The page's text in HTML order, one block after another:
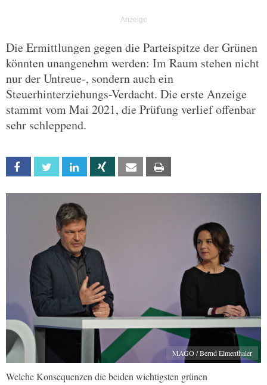
Die Ermittlungen gegen die Parteispitze der Grünen
könnten unangenehm werden: Im Raum stehen nicht
nur der Untreue-, sondern auch ein
Steuerhinterziehungs-Verdacht. Die erste Anzeige
stammt vom Mai 2021, die Prüfung verlief offenbar
sehr schleppend.
Facebook Twitter Linkedin Xing Email
MAGO / Bernd Elmenthaler
Welche Konsequenzen die beiden wichtigsten grünen